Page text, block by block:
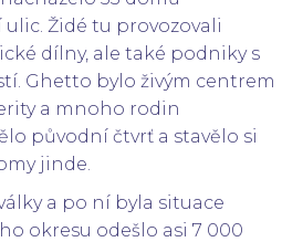
Židé tu provozovali
dílny, ale také podniky s
Ghetto bylo živým centrem
a mnoho rodin
původní čtvrť a stavělo si
jinde.
a po ní byla situace
okresu odešlo asi 7 000